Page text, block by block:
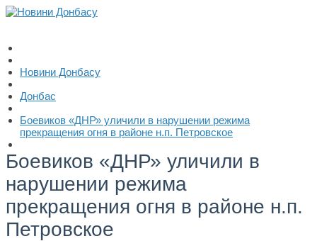
Новини Донбасу
Донбас
Боевиков «ДНР» уличили в нарушении режима
прекращения огня в районе н.п. Петровское
Боевиков «ДНР» уличили в
нарушении режима
прекращения огня в районе н.п.
Петровское